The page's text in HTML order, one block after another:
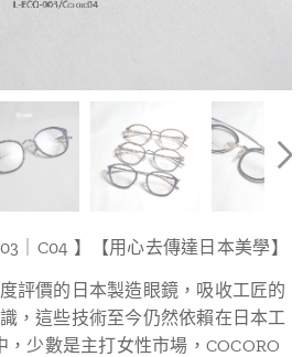
｜C04 】【用心去傳達日本美學】
評價的日本製造眼鏡，吸收工匠的
，這些技術至今仍然依賴在日本工
少數是主打女性市場，COCORO